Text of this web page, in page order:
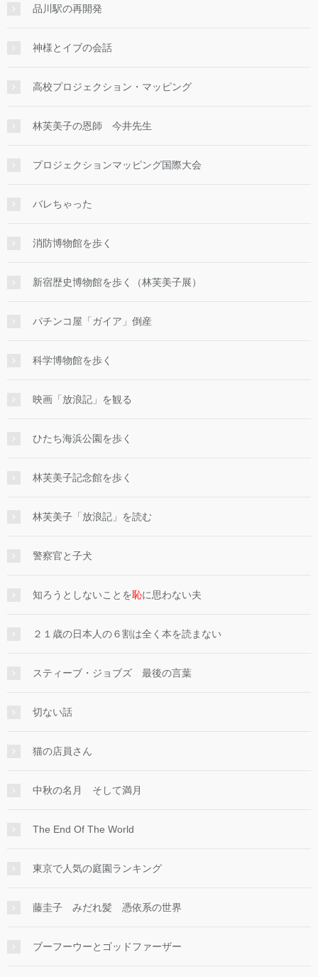
品川駅の再開発
神様とイブの会話
高校プロジェクション・マッピング
林芙美子の恩師 今井先生
プロジェクションマッピング国際大会
バレちゃった
消防博物館を歩く
新宿歴史博物館を歩く（林芙美子展）
パチンコ屋「ガイア」倒産
科学博物館を歩く
映画「放浪記」を観る
ひたち海浜公園を歩く
林芙美子記念館を歩く
林芙美子「放浪記」を読む
警察官と子犬
知ろうとしないことを恥に思わない夫
２１歳の日本人の６割は全く本を読まない
スティーブ・ジョブズ 最後の言葉
切ない話
猫の店員さん
中秋の名月 そして満月
The End Of The World
東京で人気の庭園ランキング
藤圭子 みだれ髪 憑依系の世界
ブーフーウーとゴッドファーザー